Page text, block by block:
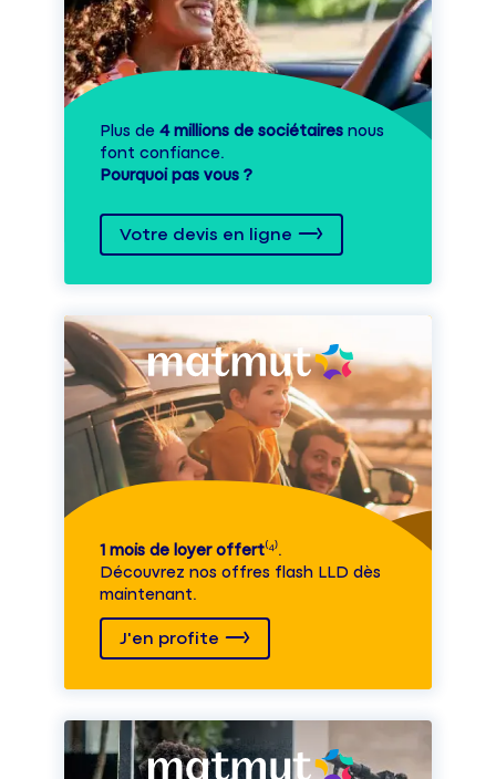
Plus de 4 millions de sociétaires nous
font confiance.
Pourquoi pas vous ?
Votre devis en ligne
1 mois de loyer offert⁽⁴⁾.
Découvrez nos offres flash LLD dès
maintenant.
J'en profite